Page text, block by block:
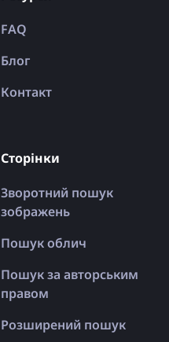
FAQ
Блог
Контакт
Сторінки
Зворотний пошук
зображень
Пошук облич
Пошук за авторським
правом
Розширений пошук